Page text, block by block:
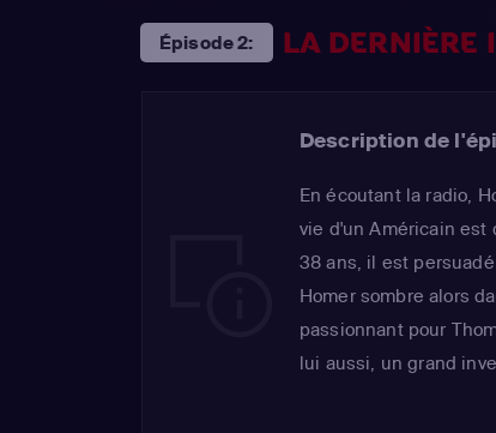
Épisode 2: LA DERNIÈRE
Description de
En écoutant la radio,
vie d'un Américain est
38 ans, il est
Homer sombre alors
passionnant pour
lui aussi, un grand